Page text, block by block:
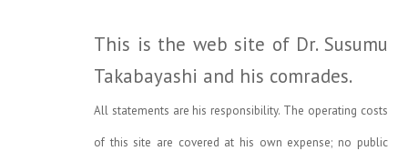
This is the web site of Dr. Susumu
Takabayashi and his comrades.
All statements are his responsibility. The operating costs
of this site are covered at his own expense; no public